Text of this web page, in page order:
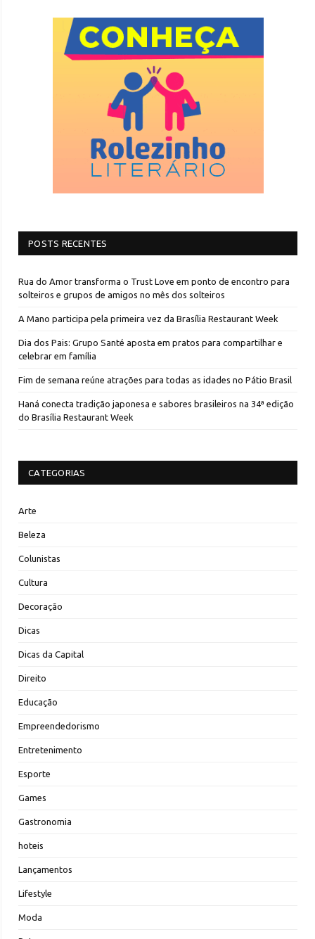
POSTS RECENTES
Rua do Amor transforma o Trust Love em ponto de encontro para
solteiros e grupos de amigos no mês dos solteiros
A Mano participa pela primeira vez da Brasília Restaurant Week
Dia dos Pais: Grupo Santé aposta em pratos para compartilhar e
celebrar em família
Fim de semana reúne atrações para todas as idades no Pátio Brasil
Haná conecta tradição japonesa e sabores brasileiros na 34ª edição
do Brasília Restaurant Week
CATEGORIAS
Arte
Beleza
Colunistas
Cultura
Decoração
Dicas
Dicas da Capital
Direito
Educação
Empreendedorismo
Entretenimento
Esporte
Games
Gastronomia
hoteis
Lançamentos
Lifestyle
Moda